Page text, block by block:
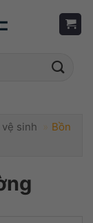
sinh » Bồn